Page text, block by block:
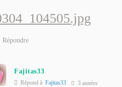
Répondre
Fajitas33
Répond à Fajitas33 3 années